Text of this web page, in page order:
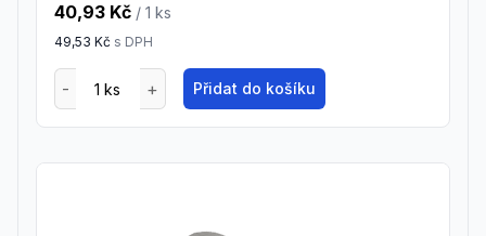
40,93 Kč / 1 ks
49,53 Kč s DPH
Přidat do košíku